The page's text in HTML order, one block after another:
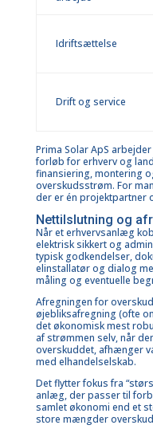
Idriftsættelse
Drift og service
Prima Solar ApS
forløb for erhverv og
finansiering, montering
overskudsstrøm. For
der er én projektpartner
Nettilslutning og
Når et erhvervsanlæg
elektrisk sikkert og
typisk godkendelser,
elinstallatør og dialog
måling og eventuelle
Afregningen for
øjebliksafregning (ofte
det økonomisk mest
af strømmen selv, når
overskuddet, afhænger
med elhandelselskab.
Det flytter fokus fra
anlæg, der passer til
samlet økonomi end et
store mængder